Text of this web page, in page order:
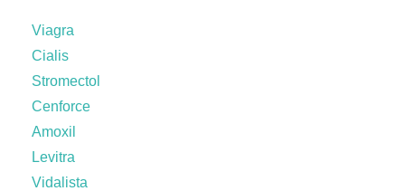
Viagra
Cialis
Stromectol
Cenforce
Amoxil
Levitra
Vidalista